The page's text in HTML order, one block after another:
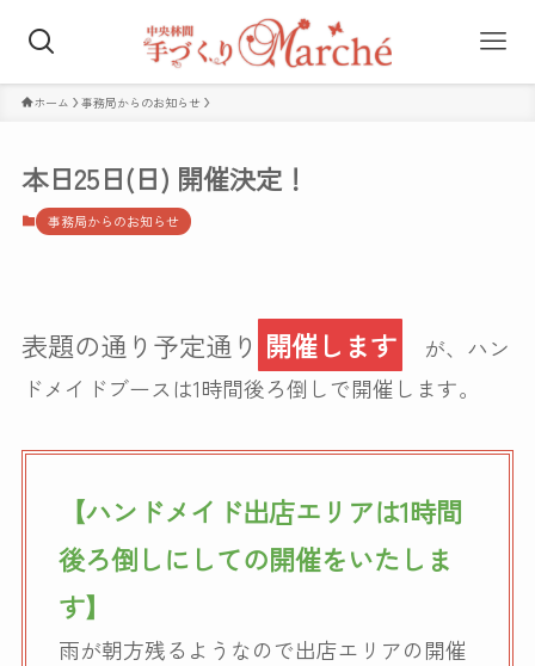
ホーム 事務局からのお知らせ
本日25日(日) 開催決定！
事務局からのお知らせ
表題の通り予定通り 開催します
が、ハン
ドメイドブースは1時間後ろ倒しで開催します。
【ハンドメイド出店エリアは1時間
後ろ倒しにしての開催をいたしま
す】
雨が朝方残るようなので出店エリアの開催